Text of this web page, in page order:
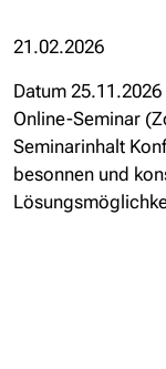
21.02.2026
Datum
Online-Seminar
Seminarinhalt
besonnen und